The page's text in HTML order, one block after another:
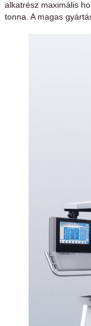
alkatrész maximális
tonna. A magas